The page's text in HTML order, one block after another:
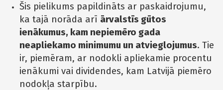
Šis pielikums papildināts ar paskaidrojumu,
ka tajā norāda arī ārvalstīs gūtos
ienākumus, kam nepiemēro gada
neapliekamo minimumu un atvieglojumus. Tie
ir, piemēram, ar nodokli apliekamie procentu
ienākumi vai dividendes, kam Latvijā piemēro
nodokļa starpību.